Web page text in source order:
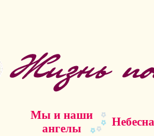
Мы и наши
ангелы